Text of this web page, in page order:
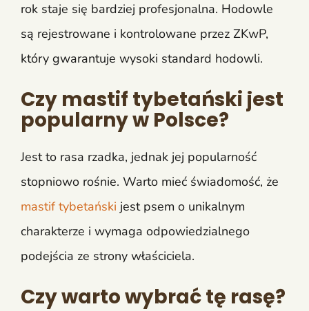
rok staje się bardziej profesjonalna. Hodowle
są rejestrowane i kontrolowane przez ZKwP,
który gwarantuje wysoki standard hodowli.
Czy mastif tybetański jest
popularny w Polsce?
Jest to rasa rzadka, jednak jej popularność
stopniowo rośnie. Warto mieć świadomość, że
mastif tybetański jest psem o unikalnym
charakterze i wymaga odpowiedzialnego
podejścia ze strony właściciela.
Czy warto wybrać tę rasę?